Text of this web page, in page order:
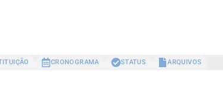
CRONOGRAMA STATUS ARQUIVOS